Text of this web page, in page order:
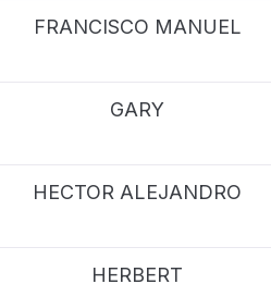
FRANCISCO MANUEL
GARY
HECTOR ALEJANDRO
HERBERT